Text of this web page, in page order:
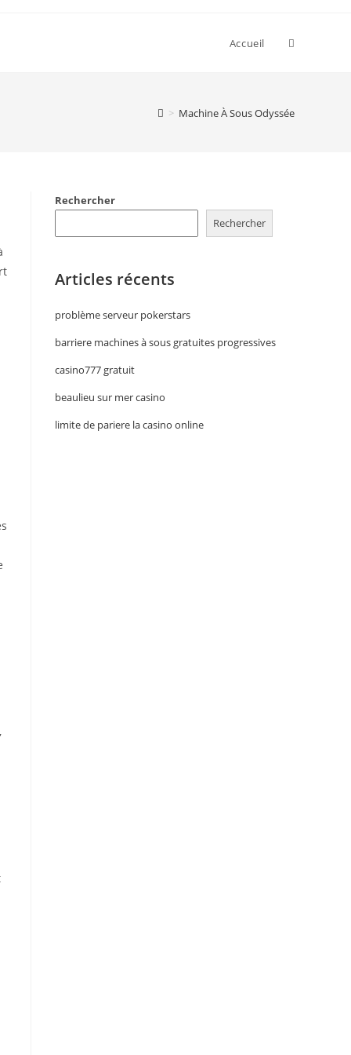
Accueil
> Machine À Sous Odyssée
Rechercher
Rechercher
Articles récents
problème serveur pokerstars
barriere machines à sous gratuites progressives
casino777 gratuit
beaulieu sur mer casino
limite de pariere la casino online